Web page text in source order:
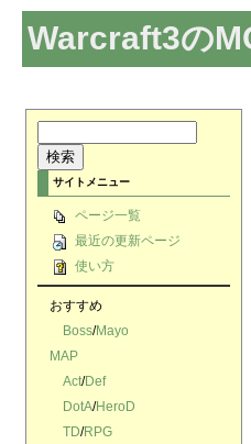
Warcraft3の
サイトメニュー
ページ一覧
最近の更新ページ
使い方
おすすめ
Boss/Mayo
MAP
Act/Def
DotA/HeroD
TD/RPG